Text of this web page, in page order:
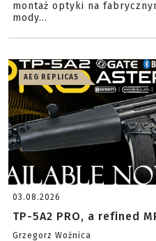
montaż optyki na
mody...
AEG REPLICAS
03.08.2026
TP-5A2 PRO, a refined
Grzegorz Woźnica